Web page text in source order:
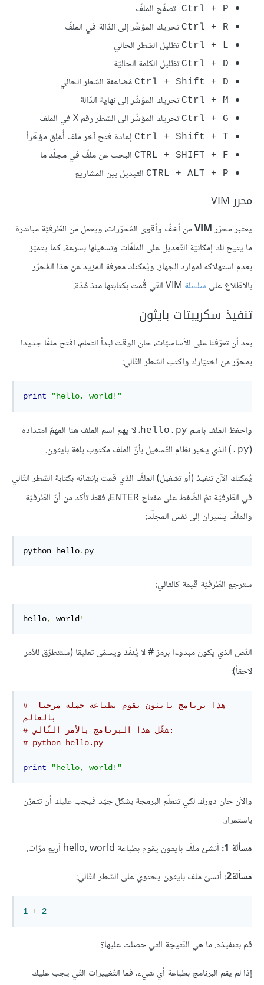
Ctrl + P تصفّح الملفّ
Ctrl + R تحريك المؤشّر إلى الدّالة في الملفّ
Ctrl + L تظليل السّطر الحالي
Ctrl + D تظليل الكلمة الحاليّة
Ctrl + Shift + D مُضاعفة السّطر الحالي
Ctrl + M تحريك المؤشّر إلى نهاية الدّالة
Ctrl + G تحريك المؤشّر إلى السّطر رقم X في الملف
Ctrl + Shift + T إعادة فتح آخر ملف أُغلِق مؤخّراً
CTRL + SHIFT + F البحث عن ملفّ في مجلّد ما
CTRL + ALT + P التبديل بين المشاريع
محرر VIM
يعتبر محرّرVIM
من أخفّ وأقوى المُحرّرات، ويعمل من الطّرفيّة مباشرة
ما يتيح لك إمكانيّة التّعديل على الملفّات وتشغيلها بسرعة، كما يتميّز
بعدم استهلاكه لموارد الجهاز. ويُمكنك معرفة المزيد عن هذا المُحرّر
بالاطّلاع على سلسلة
تنفيذ سكريبتات بايثون
بعد أن تعرّفنا على الأساسيّات، حان الوقت لبدأ التعلم، افتح ملفّا جديدا
بمحرّر من اختيّارك واكتب السّطر التّالي:
print "hello, world!"
واحفظ الملف باسم hello.py، لا يهم اسم الملف هنا المهمّ امتداده
(
py.
) الذي يخبر نظام التّشغيل بأنّ الملف مكتوب بلغة بايثون.
يُمكنك الآن تنفيذ (أو تشغيل) الملفّ الذي قمت بإنشائه بكتابة السّطر التّالي
في الطّرفيّة ثمّ الضّغط على مفتاح ENTER، فقط تأكد من أنّ الطّرفيّة
والملفّ يشيران إلى نفس المجلّد:
python hello. py
سترجع الطّرفيّة قيمة كالتالي:
hello, world !
النّص الذي يكون مبدوءا برمز # لا يُنفّذ ويسمّى تعليقا (سنتطرّق للأمر
لاحقاً):
# هذا برنامج بايثون يقوم بطباعة جملة مرحبا
بالعالم
# شغّل هذا البرنامج بالأمر التّالي:
# python hello.py
print "hello, world!"
والآن حان دورك. لكي تتعلّم البرمجة بشكل جيّد فيجب عليك أن تتمرّن
باستمرار.
مسألة 1:
أنشئ ملفّ بايثون يقوم بطباعة hello, world أربع مرّات.
مسألة2:
أنشئ ملف بايثون يحتوي على السّطر التّالي:
1 + 2
قم بتنفيذه. ما هي النّتيجة التي حصلت عليها؟
إذا لم يقم البرنامج بطباعة أي شيء، فما التّغييرات التّي يجب عليك